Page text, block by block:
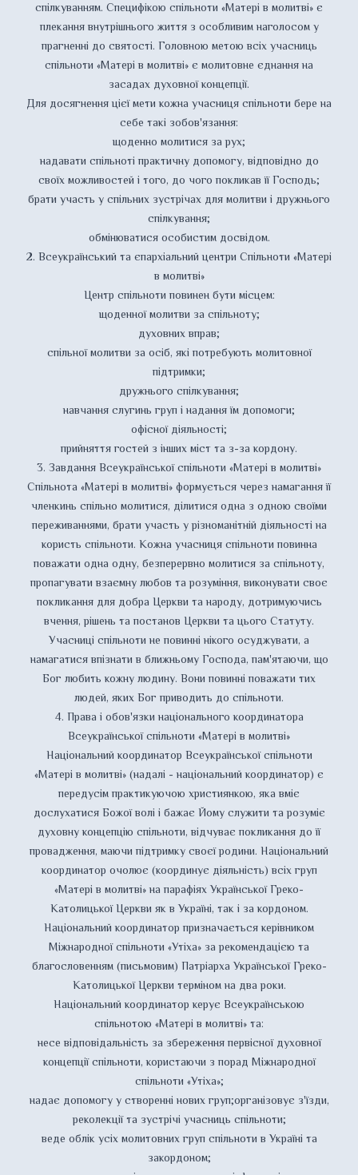
спілкуванням. Cпецифікою спільноти «Матері в молитві» є
плекання внутрішнього життя з особливим наголосом у
прагненні до святості. Головною метою всіх учасниць
спільноти «Матері в молитві» є молитовне єднання на
засадах духовної концепції.
Для досягнення цієї мети кожна учасниця спільноти бере на
себе такі зобов'язання:
щоденно молитися за рух;
надавати спільноті практичну допомогу, відповідно до
своїх можливостей і того, до чого покликав її Господь;
брати участь у спільних зустрічах для молитви і дружнього
спілкування;
обмінюватися особистим досвідом.
2. Всеукраїнський та єпархіальний центри Спільноти «Матері
в молитві»
Центр спільноти повинен бути місцем:
щоденної молитви за спільноту;
духовних вправ;
спільної молитви за осіб, які потребують молитовної
підтримки;
дружнього спілкування;
навчання слугинь груп і надання їм допомоги;
офісної діяльності;
прийняття гостей з інших міст та з-за кордону.
3. Завдання Всеукраїнської спільноти «Матері в молитві»
Спільнота «Матері в молитві» формується через намагання її
членкинь спільно молитися, ділитися одна з одною своїми
переживаннями, брати участь у різноманітній діяльності на
користь спільноти. Кожна учасниця спільноти повинна
поважати одна одну, безперервно молитися за спільноту,
пропагувати взаємну любов та розуміння, виконувати своє
покликання для добра Церкви та народу, дотримуючись
вчення, рішень та постанов Церкви та цього Статуту.
Учасниці спільноти не повинні нікого осуджувати, а
намагатися впізнати в ближньому Господа, пам'ятаючи, що
Бог любить кожну людину. Вони повинні поважати тих
людей, яких Бог приводить до спільноти.
4. Права і обов'язки національного координатора
Всеукраїнської спільноти «Матері в молитві»
Національний координатор Всеукраїнської спільноти
«Матері в молитві» (надалі - національний координатор) є
передусім практикуючою християнкою, яка вміє
дослухатися Божої волі і бажає Йому служити та розуміє
духовну концепцію спільноти, відчуває покликання до її
провадження, маючи підтримку своєї родини. Національний
координатор очолює (координує діяльність) всіх груп
«Матері в молитві» на парафіях Української Греко-
Католицької Церкви як в Україні, так і за кордоном.
Національний координатор призначається керівником
Міжнародної спільноти «Утіха» за рекомендацією та
благословенням (письмовим) Патріарха Української Греко-
Католицької Церкви терміном на два роки.
Національний координатор керує Всеукраїнською
спільнотою «Матері в молитві» та:
несе відповідальність за збереження первісної духовної
концепції спільноти, користаючи з порад Міжнародної
спільноти «Утіха»;
надає допомогу у створенні нових груп;організовує з'їзди,
реколекції та зустрічі учасниць спільноти;
веде облік усіх молитовних груп спільноти в Україні та
закордоном;